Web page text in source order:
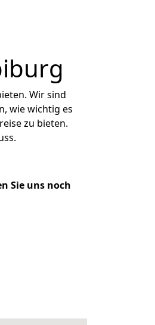
Wir sind
wie wichtig es
zu bieten.
Sie uns noch